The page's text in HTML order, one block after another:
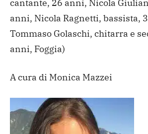
cantante, 26 anni, Nicola
anni, Nicola Ragnetti, bassista,
Tommaso Golaschi, chitarra e
anni, Foggia)
A cura di Monica Mazzei